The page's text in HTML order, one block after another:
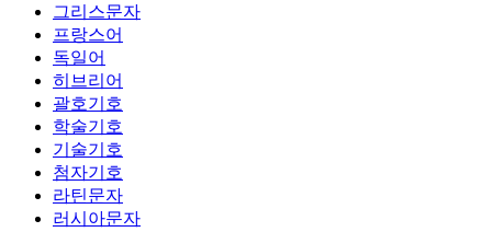
그리스문자
프랑스어
독일어
히브리어
괄호기호
학술기호
기술기호
첨자기호
라틴문자
러시아문자